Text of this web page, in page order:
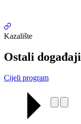
Kazalište
Ostali događaji
Cijeli program